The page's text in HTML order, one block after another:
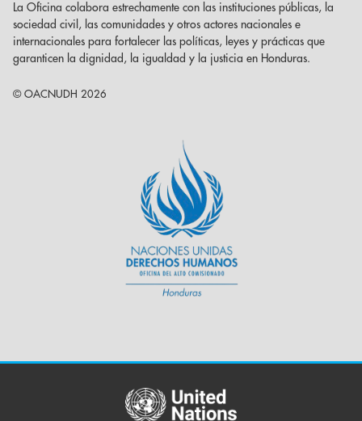
La Oficina colabora estrechamente con las instituciones públicas, la
sociedad civil, las comunidades y otros actores nacionales e
internacionales para fortalecer las políticas, leyes y prácticas que
garanticen la dignidad, la igualdad y la justicia en Honduras.
© OACNUDH 2026